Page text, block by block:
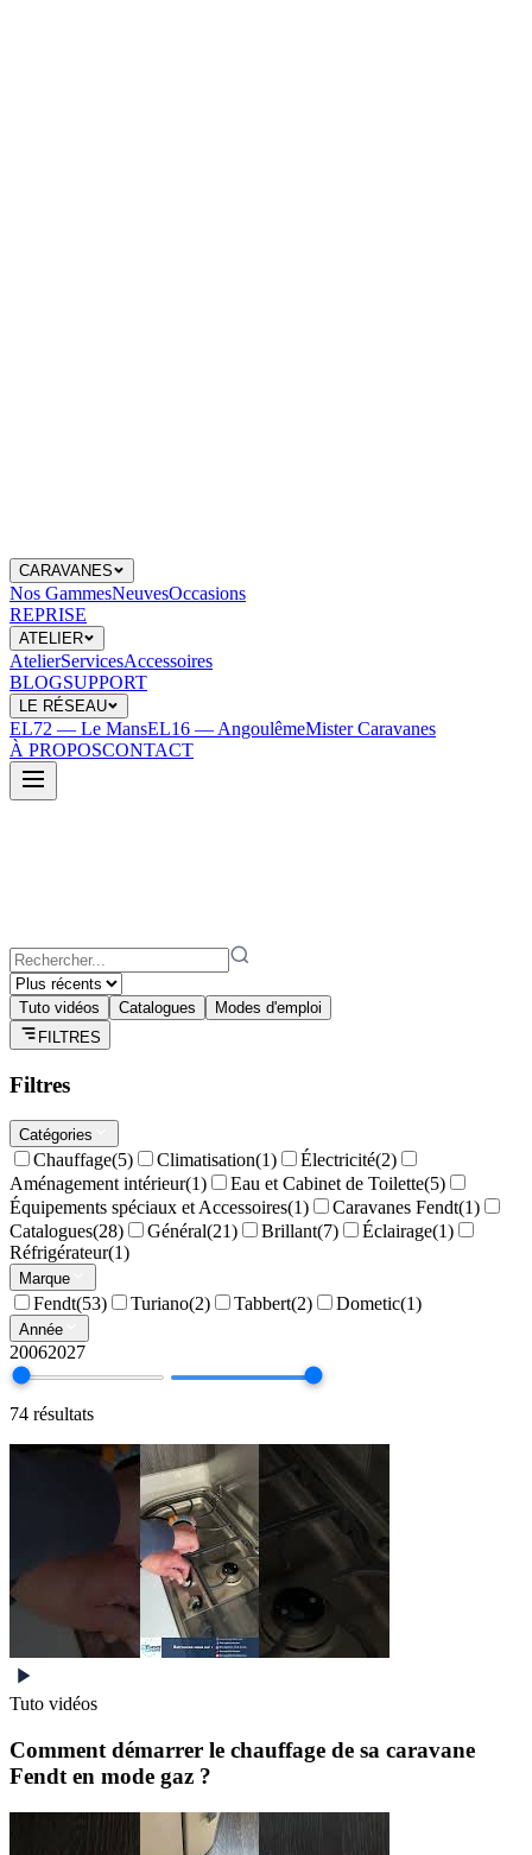
CARAVANES
Nos GammesNeuvesOccasions
REPRISE
ATELIER
AtelierServicesAccessoires
BLOGSUPPORT
LE RÉSEAU
EL72 — Le MansEL16 — AngoulêmeMister Caravanes
À PROPOSCONTACT
Tuto vidéos Catalogues
Modes d'emploi
FILTRES
Filtres
Catégories
Chauffage(5) Climatisation(1) Électricité(2)
Aménagement intérieur(1) Eau et Cabinet de Toilette(5)
Équipements spéciaux et Accessoires(1) Caravanes Fendt(1)
Catalogues(28) Général(21) Brillant(7) Éclairage(1)
Réfrigérateur(1)
Marque
Fendt(53) Turiano(2) Tabbert(2) Dometic(1)
Année
20062027
74 résultats
Tuto vidéos
Comment démarrer le chauffage de sa caravane
Fendt en mode gaz ?